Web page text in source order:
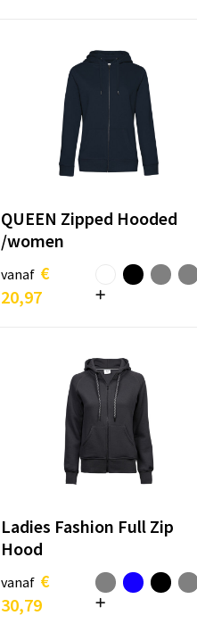
QUEEN Zipped Hooded
/women
vanaf €
20,97
Ladies Fashion Full Zip
Hood
vanaf €
30,79